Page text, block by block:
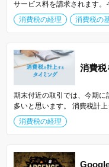
サービス料を請求されます
消費税の経理
消費税の
消費税
期末付近の取引では、今期
多いと思います。 消費税計
消費税の経理